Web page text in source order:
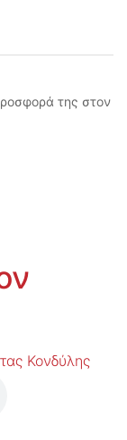
της στον
Κονδύλης